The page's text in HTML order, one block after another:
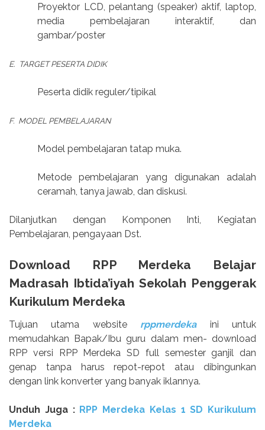
Proyektor LCD, pelantang (speaker) aktif, laptop,
media pembelajaran interaktif, dan
gambar/poster
E. TARGET PESERTA DIDIK
Peserta didik reguler/tipikal
F. MODEL PEMBELAJARAN
Model pembelajaran tatap muka.
Metode pembelajaran yang digunakan adalah
ceramah, tanya jawab, dan diskusi.
Dilanjutkan dengan Komponen Inti, Kegiatan
Pembelajaran, pengayaan Dst.
Download RPP Merdeka Belajar
Madrasah Ibtida’iyah Sekolah Penggerak
Kurikulum Merdeka
Tujuan utama website rppmerdeka
ini untuk
memudahkan Bapak/Ibu guru dalam men- download
RPP versi RPP Merdeka SD full semester ganjil dan
genap tanpa harus repot-repot atau dibingunkan
dengan link konverter yang banyak iklannya.
Unduh Juga : RPP Merdeka Kelas 1 SD Kurikulum
Merdeka